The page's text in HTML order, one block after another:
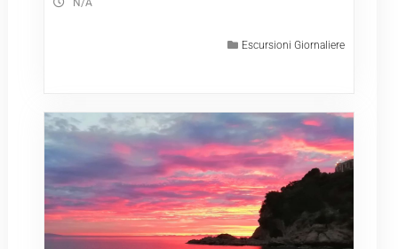
N/A
Escursioni Giornaliere